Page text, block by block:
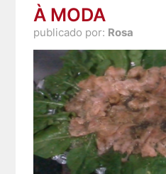
À MODA
publicado por: Rosa